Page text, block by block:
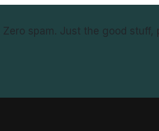
Zero spam. Just the good stuff,